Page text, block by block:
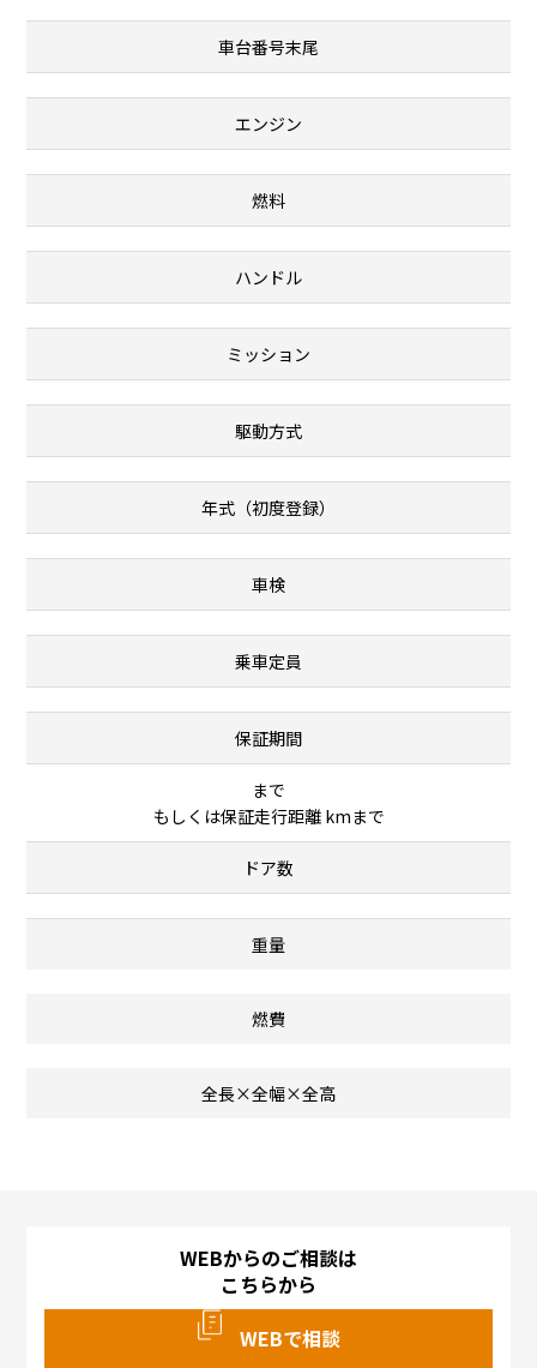
車台番号末尾
エンジン
燃料
ハンドル
ミッション
駆動方式
年式（初度登録）
車検
乗車定員
保証期間
まで
もしくは保証走行距離 kmまで
ドア数
重量
燃費
全長×全幅×全高
WEBからのご相談は
こちらから
WEBで相談